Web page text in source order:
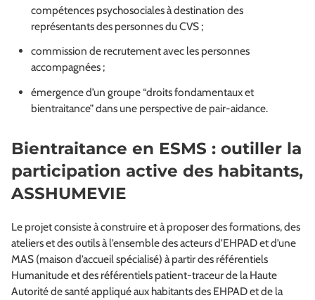
compétences psychosociales à destination des
représentants des personnes du CVS ;
commission de recrutement avec les personnes
accompagnées ;
émergence d’un groupe “droits fondamentaux et
bientraitance” dans une perspective de pair-aidance.
Bientraitance en ESMS : outiller la
participation active des habitants,
ASSHUMEVIE
Le projet consiste à construire et à proposer des formations, des
ateliers et des outils à l’ensemble des acteurs d’EHPAD et d’une
MAS (maison d’accueil spécialisé) à partir des référentiels
Humanitude et des référentiels patient-traceur de la Haute
Autorité de santé appliqué aux habitants des EHPAD et de la